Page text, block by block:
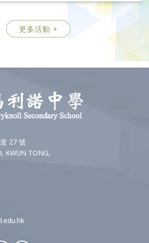
更多活動 +
27 號
KWUN TONG,